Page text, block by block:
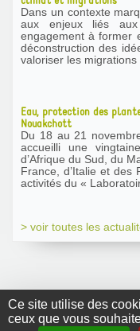
Ce site utilise des
ceux que vous
Dans un contexte
aux enjeux liés
engagement à former
déconstruction des
valoriser les
Eau, protection des
Nouakchott
Du 18 au 21
accueilli une
d’Afrique du Sud, du
France, d’Italie et des
activités du «
> voir toutes les